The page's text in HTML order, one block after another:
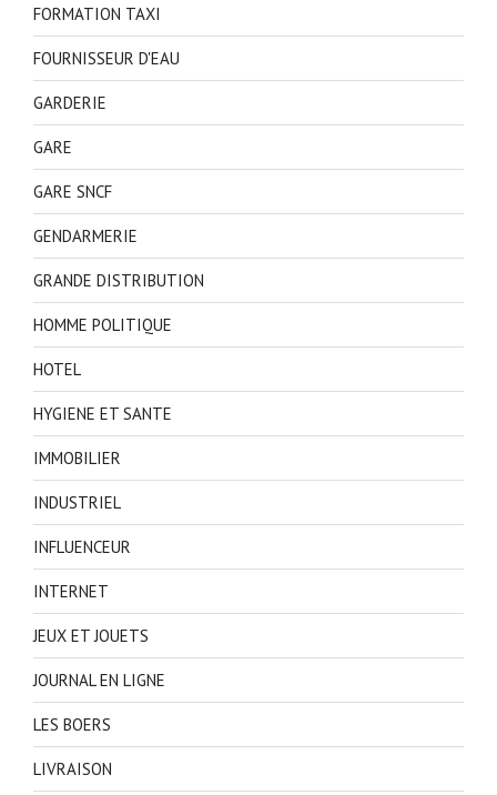
FORMATION TAXI
FOURNISSEUR D'EAU
GARDERIE
GARE
GARE SNCF
GENDARMERIE
GRANDE DISTRIBUTION
HOMME POLITIQUE
HOTEL
HYGIENE ET SANTE
IMMOBILIER
INDUSTRIEL
INFLUENCEUR
INTERNET
JEUX ET JOUETS
JOURNAL EN LIGNE
LES BOERS
LIVRAISON